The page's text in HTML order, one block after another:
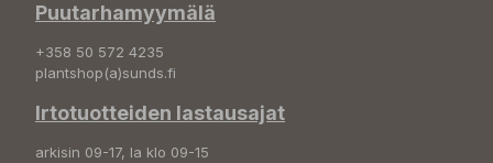
Puutarhamyymälä
+358 50 572 4235
plantshop(a)sunds.fi
Irtotuotteiden lastausajat
arkisin 09-17, la klo 09-15